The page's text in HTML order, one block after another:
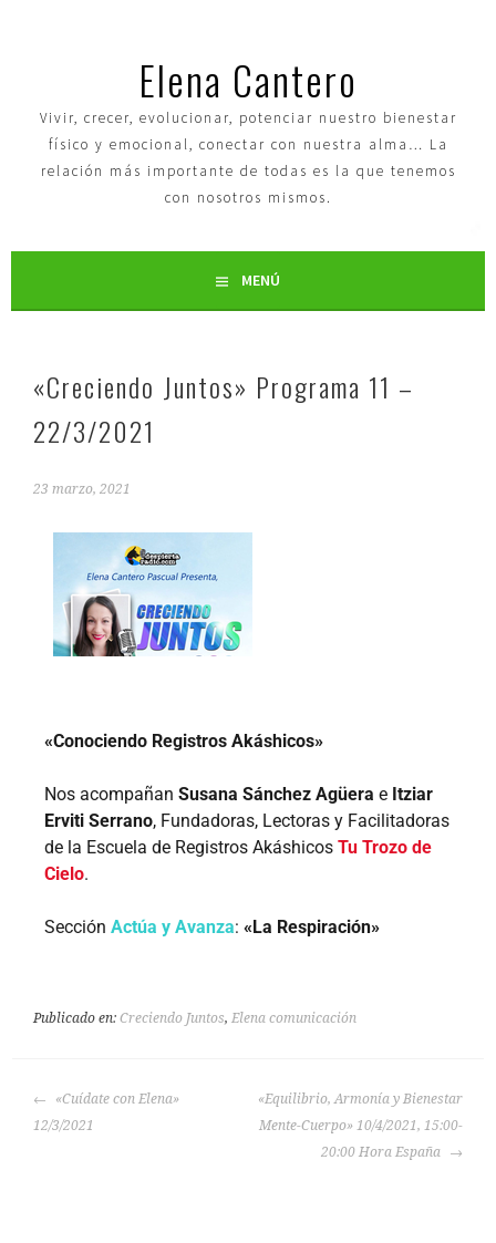
Elena Cantero
Vivir, crecer, evolucionar, potenciar nuestro bienestar
físico y emocional, conectar con nuestra alma… La
relación más importante de todas es la que tenemos
con nosotros mismos.
MENÚ
«Creciendo Juntos» Programa 11 –
22/3/2021
23 marzo, 2021
«Conociendo Registros Akáshicos»
Nos acompañanSusana Sánchez Agüera e Itziar
Erviti Serrano, Fundadoras, Lectoras y Facilitadoras
de la Escuela de Registros AkáshicosTu Trozo de
Cielo.
SecciónActúa y Avanza:«La Respiración»
Publicado en:Creciendo Juntos,Elena comunicación
«Cuídate con Elena»
12/3/2021
«Equilibrio, Armonía y Bienestar
Mente-Cuerpo» 10/4/2021, 15:00-
20:00 Hora España